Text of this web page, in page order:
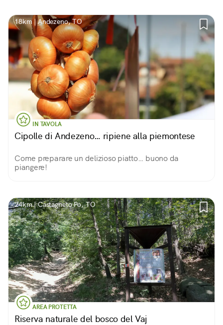
18km | Andezeno, TO
IN TAVOLA
Cipolle di Andezeno… ripiene alla piemontese
Come preparare un delizioso piatto… buono da
piangere!
24km | Castagneto Po, TO
AREA PROTETTA
Riserva naturale del bosco del Vaj